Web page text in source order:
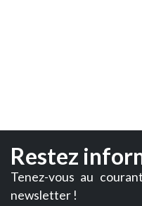
Restez
Tenez-vous au
newsletter !